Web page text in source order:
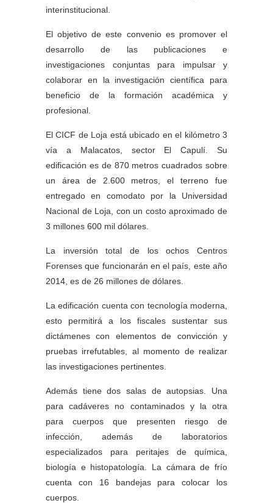
interinstitucional.
El objetivo de este convenio es promover el
desarrollo de las publicaciones e
investigaciones conjuntas para impulsar y
colaborar en la investigación científica para
beneficio de la formación académica y
profesional.
El CICF de Loja está ubicado en el kilómetro 3
vía a Malacatos, sector El Capulí. Su
edificación es de 870 metros cuadrados sobre
un área de 2.600 metros, el terreno fue
entregado en comodato por la Universidad
Nacional de Loja, con un costo aproximado de
3 millones 600 mil dólares.
La inversión total de los ochos Centros
Forenses que funcionarán en el país, este año
2014, es de 26 millones de dólares.
La edificación cuenta con tecnología moderna,
esto permitirá a los fiscales sustentar sus
dictámenes con elementos de convicción y
pruebas irrefutables, al momento de realizar
las investigaciones pertinentes.
Además tiene dos salas de autopsias. Una
para cadáveres no contaminados y la otra
para cuerpos que presenten riesgo de
infección, además de laboratorios
especializados para peritajes de química,
biología e histopatología. La cámara de frío
cuenta con 16 bandejas para colocar los
cuerpos.